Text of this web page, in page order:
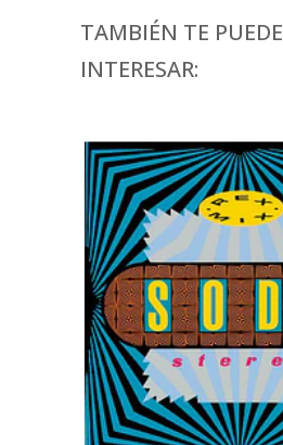
TAMBIÉN TE PUEDE
INTERESAR: